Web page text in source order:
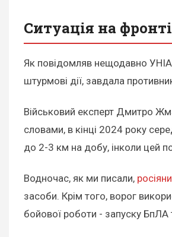
Ситуація на фронті
Як повідомляв нещодавно
штурмові дії, завдала
Військовий експерт Дмитро
словами, в кінці 2024 року
до 2-3 км на добу, інколи цей
Водночас, як ми писали,
засоби. Крім того, ворог
бойової роботи - запуску БпЛА